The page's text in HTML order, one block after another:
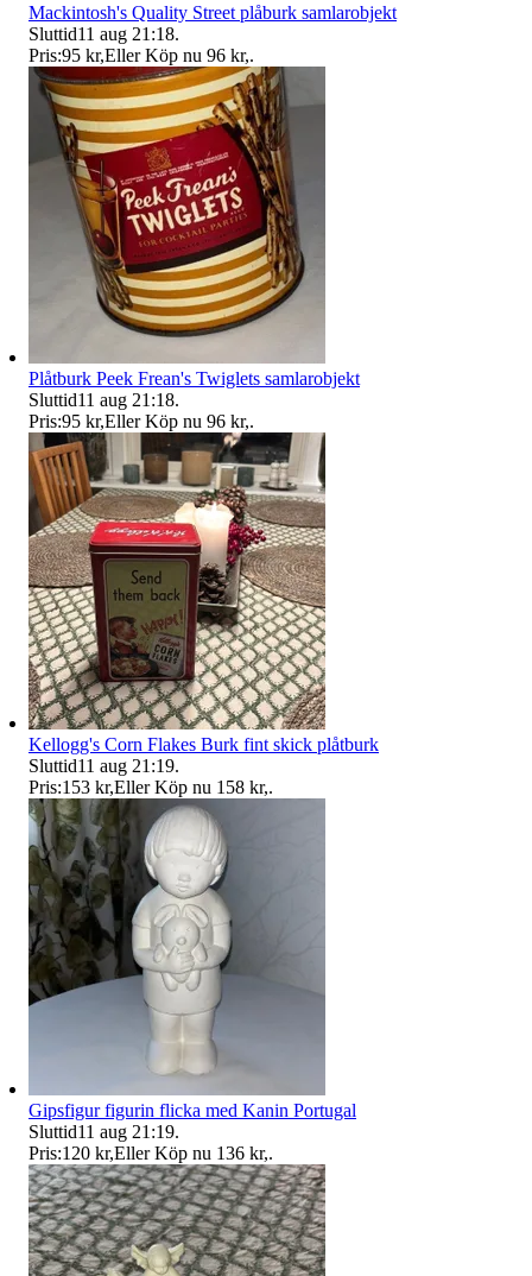
Mackintosh's Quality Street plåburk samlarobjekt
Sluttid11 aug 21:18.
Pris:95 kr,Eller Köp nu 96 kr,.
Plåtburk Peek Frean's Twiglets samlarobjekt
Sluttid11 aug 21:18.
Pris:95 kr,Eller Köp nu 96 kr,.
Kellogg's Corn Flakes Burk fint skick plåtburk
Sluttid11 aug 21:19.
Pris:153 kr,Eller Köp nu 158 kr,.
Gipsfigur figurin flicka med Kanin Portugal
Sluttid11 aug 21:19.
Pris:120 kr,Eller Köp nu 136 kr,.